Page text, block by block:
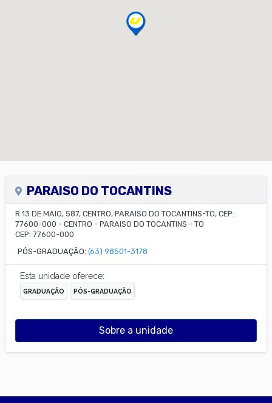
PARAISO DO TOCANTINS
R 13 DE MAIO, 587, CENTRO, PARAISO DO TOCANTINS-TO, CEP:
77600-000 - CENTRO - PARAISO DO TOCANTINS - TO
CEP: 77600-000
PÓS-GRADUAÇÃO: (63) 98501-3178
Esta unidade oferece:
GRADUAÇÃO PÓS-GRADUAÇÃO
Sobre a unidade